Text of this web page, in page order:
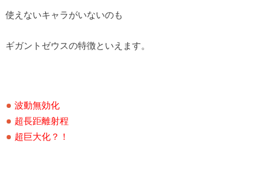
使えないキャラがいないのも
ギガントゼウスの特徴といえます。
波動無効化
超長距離射程
超巨大化？！